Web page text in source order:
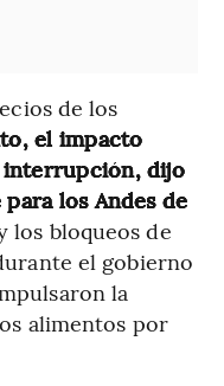
de los
el impacto
interrupción, dijo
los Andes de
los bloqueos de
el gobierno
la
alimentos por